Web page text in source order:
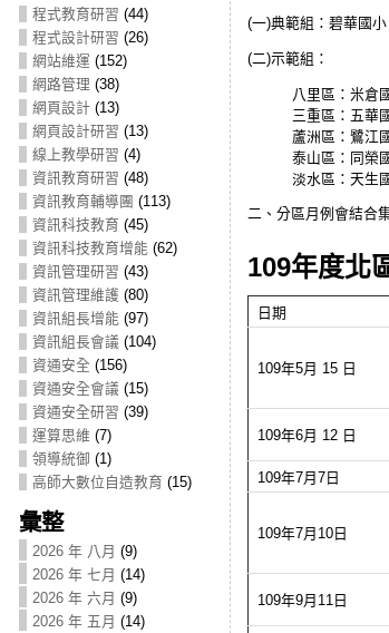
程式教育研習 (44)
程式設計研習 (26)
網站維運 (152)
網路管理 (38)
網頁設計(13)
網頁設計研習 (13)
線上教學研習 (4)
資訊教育研習 (48)
資訊教育輔導團 (113)
資訊科技教育 (45)
資訊科技教育增能(62)
資訊管理研習 (43)
資訊管理維護(80)
資訊組長增能(97)
資訊組長會議 (104)
資通安全 (156)
資通安全會議 (15)
資通安全研習 (39)
運算思維 (7)
領導統御 (1)
高師大數位自造教育 (15)
彙整
2026 年 八月 (9)
2026 年 七月 (14)
2026 年 六月 (9)
2026 年 五月 (14)
(一)典範組：碧華國
(二)示範組：
八里區：米倉
三重區：五華
蘆洲區：鷺江
泰山區：同榮
淡水區：天生
二、分區月例會結合
109年度北
日期
109年5月 15 日
109年6月 12 日
109年7月7日
109年7月10日
109年9月11日